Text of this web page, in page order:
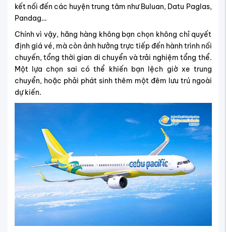
kết nối đến các huyện trung tâm như Buluan, Datu Paglas,
Pandag…
Chính vì vậy, hãng hàng không bạn chọn không chỉ quyết
định giá vé, mà còn ảnh hưởng trực tiếp đến hành trình nối
chuyến, tổng thời gian di chuyển và trải nghiệm tổng thể.
Một lựa chọn sai có thể khiến bạn lệch giờ xe trung
chuyển, hoặc phải phát sinh thêm một đêm lưu trú ngoài
dự kiến.